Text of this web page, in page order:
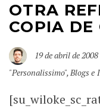
OTRA
COPIA DE
19 de abril de 2008
"Personalissimo",Blogs e